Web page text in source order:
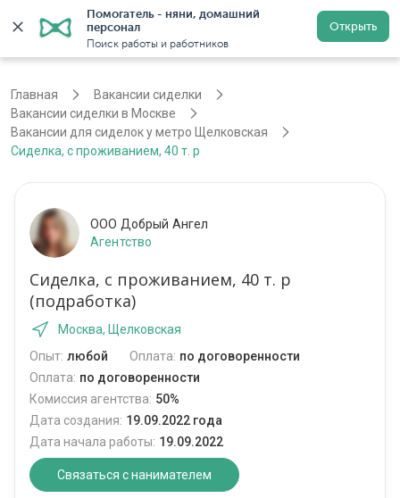
Помогатель - няни, домашний
персонал
Поиск работы и работников
Открыть
Регистрация
Главная
Вакансии сиделки
Вакансии сиделки в Москве
Вакансии для сиделок у метро Щелковская
Сиделка, с проживанием, 40 т. р
ООО Добрый Ангел
Агентство
Сиделка, с проживанием, 40 т. р
(подработка)
Москва, Щелковская
Опыт: любой Оплата: по договоренности
Оплата: по договоренности
Комиссия агентства: 50%
Дата создания: 19.09.2022 года
Дата начала работы: 19.09.2022
Связаться с нанимателем